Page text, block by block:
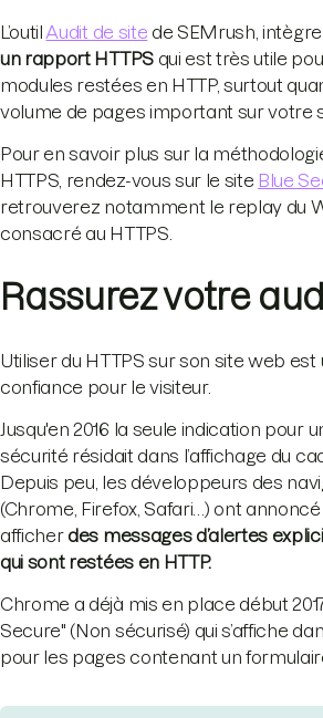
L’outil Audit de site de SEMrush,
un rapport HTTPS qui est très utile
modules restées en HTTP, surtout
volume de pages important sur votre
Pour en savoir plus sur la
HTTPS, rendez-vous sur le site Blue
retrouverez notamment le replay du
consacré au HTTPS.
Rassurez votre
Utiliser du HTTPS sur son site web
confiance pour le visiteur.
Jusqu'en 2016 la seule indication pour
sécurité résidait dans l’affichage du
Depuis peu, les développeurs des
(Chrome, Firefox, Safari…) ont annoncé
afficher des messages d’alertes
qui sont restées en HTTP.
Chrome a déjà mis en place début
Secure" (Non sécurisé) qui s’affiche
pour les pages contenant un